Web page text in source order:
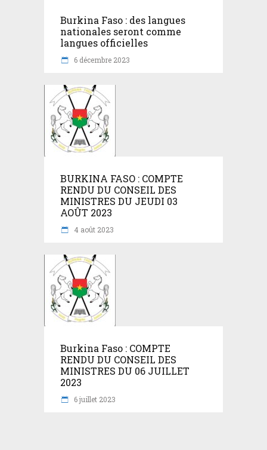
Burkina Faso : des langues
nationales seront comme
langues officielles
6 décembre 2023
BURKINA FASO : COMPTE
RENDU DU CONSEIL DES
MINISTRES DU JEUDI 03
AOÛT 2023
4 août 2023
Burkina Faso : COMPTE
RENDU DU CONSEIL DES
MINISTRES DU 06 JUILLET
2023
6 juillet 2023